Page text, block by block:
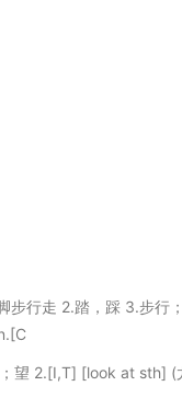
步行走 2.踏，踩 3.步行
望 2.[I,T] [look at sth] (